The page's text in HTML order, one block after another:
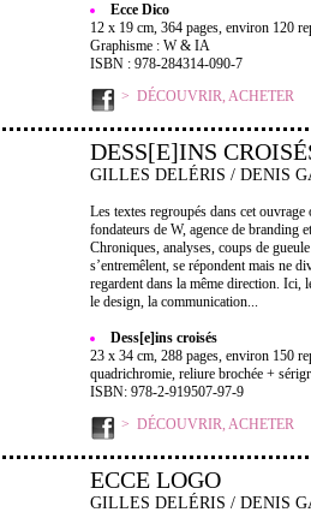
Ecce Dico
12 x 19 cm, 364 pages, environ 120
Graphisme : W & IA
ISBN : 978-284314-090-7
DÉCOUVRIR, ACHETER
DESS[E]INS
GILLES DELÉRIS / DENIS
Les textes regroupés dans cet
fondateurs de W, agence de branding
Chroniques, analyses, coups de
s’entremêlent, se répondent mais ne
regardent dans la même direction. Ici,
le design, la communication...
Dess[e]ins croisés
23 x 34 cm, 288 pages, environ 150
quadrichromie, reliure brochée +
ISBN: 978-2-919507-97-9
DÉCOUVRIR, ACHETER
ECCE LOGO
GILLES DELÉRIS / DENIS